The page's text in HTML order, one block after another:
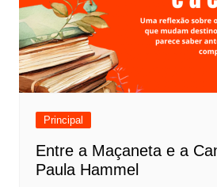
Principal
Entre a Maçaneta e a
Paula Hammel